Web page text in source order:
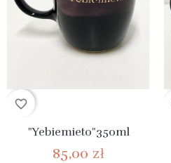
favorite_border
"Yebiemieto"350ml
85,00 zł